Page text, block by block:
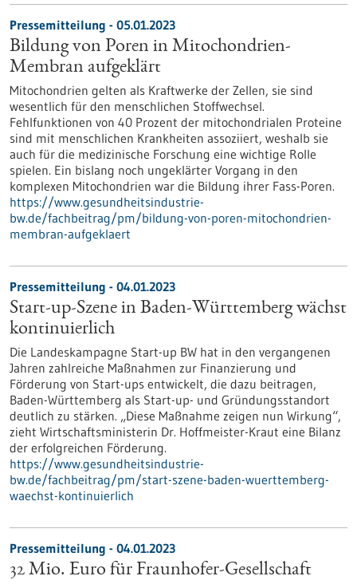
Pressemitteilung - 05.01.2023
Bildung von Poren in Mitochondrien-
Membran aufgeklärt
Mitochondrien gelten als Kraftwerke der Zellen, sie sind
wesentlich für den menschlichen Stoffwechsel.
Fehlfunktionen von 40 Prozent der mitochondrialen Proteine
sind mit menschlichen Krankheiten assoziiert, weshalb sie
auch für die medizinische Forschung eine wichtige Rolle
spielen. Ein bislang noch ungeklärter Vorgang in den
komplexen Mitochondrien war die Bildung ihrer Fass-Poren.
https://www.gesundheitsindustrie-
bw.de/fachbeitrag/pm/bildung-von-poren-mitochondrien-
membran-aufgeklaert
Pressemitteilung - 04.01.2023
Start-up-Szene in Baden-Württemberg wächst
kontinuierlich
Die Landeskampagne Start-up BW hat in den vergangenen
Jahren zahlreiche Maßnahmen zur Finanzierung und
Förderung von Start-ups entwickelt, die dazu beitragen,
Baden-Württemberg als Start-up- und Gründungsstandort
deutlich zu stärken. „Diese Maßnahme zeigen nun Wirkung“,
zieht Wirtschaftsministerin Dr. Hoffmeister-Kraut eine Bilanz
der erfolgreichen Förderung.
https://www.gesundheitsindustrie-
bw.de/fachbeitrag/pm/start-szene-baden-wuerttemberg-
waechst-kontinuierlich
Pressemitteilung - 04.01.2023
32 Mio. Euro für Fraunhofer-Gesellschaft